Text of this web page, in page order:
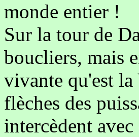
monde entier !
Sur la tour de
boucliers, mais
vivante qu'est la
flèches des
intercèdent